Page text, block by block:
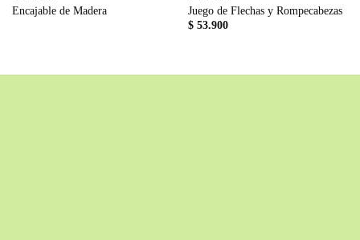
Encajable de Madera
Juego de Flechas y Rompecabezas
$53.900